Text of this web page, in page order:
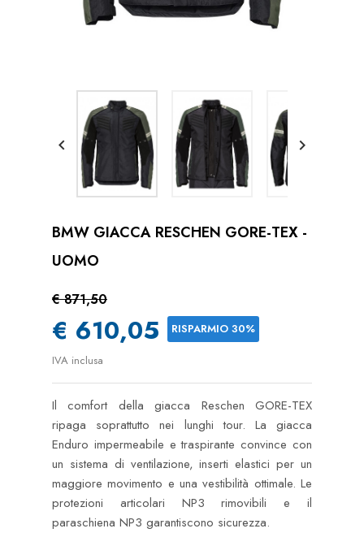
 
BMW GIACCA RESCHEN GORE-TEX -
UOMO
€ 871,50
€ 610,05 RISPARMIO 30%
IVA inclusa
Il comfort della giacca Reschen GORE-TEX
ripaga soprattutto nei lunghi tour. La giacca
Enduro impermeabile e traspirante convince con
un sistema di ventilazione, inserti elastici per un
maggiore movimento e una vestibilità ottimale. Le
protezioni articolari NP3 rimovibili e il
paraschiena NP3 garantiscono sicurezza.